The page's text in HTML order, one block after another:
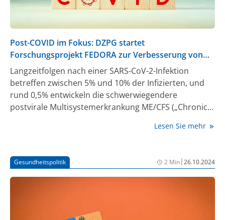
Post-COVID im Fokus: DZPG startet
Forschungsprojekt FEDORA zur Verbesserung von
Diagnostik und Therapie
Langzeitfolgen nach einer SARS-CoV-2-Infektion
betreffen zwischen 5% und 10% der Infizierten, und
rund 0,5% entwickeln die schwerwiegendere
postvirale Multisystemerkrankung ME/CFS („Chronic
sind mittlerweile als eigenständiges Krankheitsbild
mit Stigmatisierung und Falschdiagnosen. Nun startet
das Deutsche Zentrum für Psychische Gesundheit
(DZPG) das vom Bundesministerium für Bildung und
dynamical patterns in post covid“), um Diagnose- und
Lesen Sie mehr
Gesundheitspolitik 2 Min|26.10.2024